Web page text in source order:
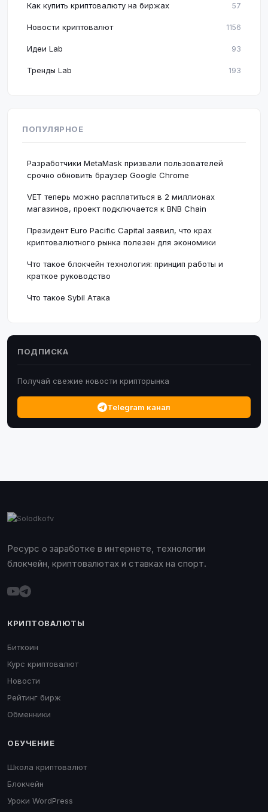
Как купить криптовалюту на биржах 57
Новости криптовалют 1156
Идеи Lab 93
Тренды Lab 193
ПОПУЛЯРНОЕ
Разработчики MetaMask призвали пользователей
срочно обновить браузер Google Chrome
VET теперь можно расплатиться в 2 миллионах
магазинов, проект подключается к BNB Chain
Президент Euro Pacific Capital заявил, что крах
криптовалютного рынка полезен для экономики
Что такое блокчейн технология: принцип работы и
краткое руководство
Что такое Sybil Атака
ПОДПИСКА
Получай свежие новости крипторынка
Telegram канал
Ресурс о заработке в интернете, технологии
блокчейн, криптовалютах и ставках на спорт.
КРИПТОВАЛЮТЫ
Биткоин
Курс криптовалют
Новости
Рейтинг бирж
Обменники
ОБУЧЕНИЕ
Школа криптовалют
Блокчейн
Уроки WordPress